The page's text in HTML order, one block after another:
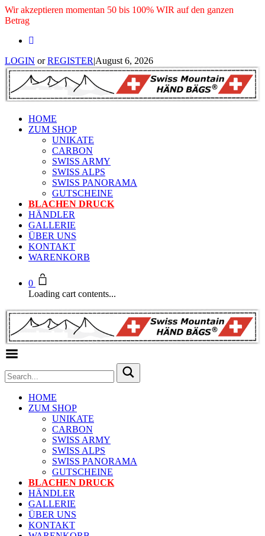
Wir akzeptieren momentan 50 bis 100% WIR auf den ganzen
Betrag
LOGIN orREGISTER|August 6, 2026
HOME
ZUM SHOP
UNIKATE
CARBON
SWISS ARMY
SWISS ALPS
SWISS PANORAMA
GUTSCHEINE
BLACHEN DRUCK
HÄNDLER
GALLERIE
ÜBER UNS
KONTAKT
WARENKORB
0
Loading cart contents...
HOME
ZUM SHOP
UNIKATE
CARBON
SWISS ARMY
SWISS ALPS
SWISS PANORAMA
GUTSCHEINE
BLACHEN DRUCK
HÄNDLER
GALLERIE
ÜBER UNS
KONTAKT